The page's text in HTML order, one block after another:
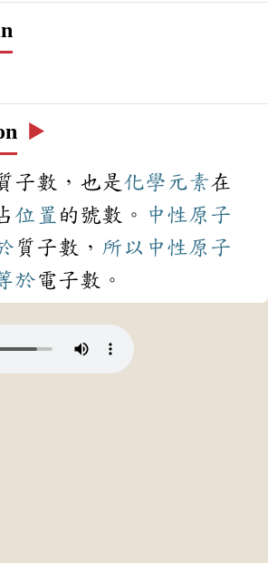
▶️
子數，也是 化學元素在
位置 的號數。 中性 原子
質子數， 所以 中性 原子
於電子數。